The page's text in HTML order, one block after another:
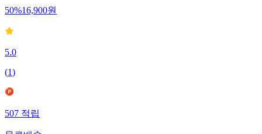
50%16,900원
5.0
(1)
507적립